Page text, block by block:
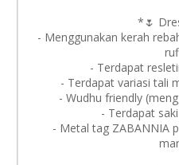
*🌷
- Menggunakan kerah
- Terdapat
- Terdapat variasi tali
- Wudhu friendly
- ⁠Terdapat
- Metal tag ZABANNIA